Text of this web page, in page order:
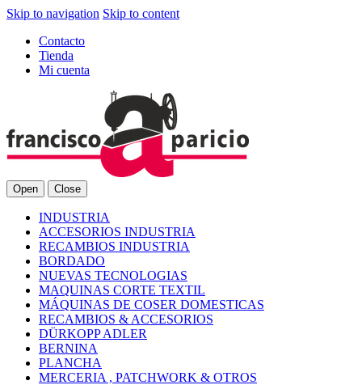
Skip to navigation Skip to content
Contacto
Tienda
Mi cuenta
Open Close
INDUSTRIA
ACCESORIOS INDUSTRIA
RECAMBIOS INDUSTRIA
BORDADO
NUEVAS TECNOLOGIAS
MAQUINAS CORTE TEXTIL
MÁQUINAS DE COSER DOMESTICAS
RECAMBIOS & ACCESORIOS
DÜRKOPP ADLER
BERNINA
PLANCHA
MERCERIA , PATCHWORK & OTROS